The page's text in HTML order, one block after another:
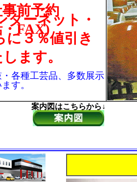
前予約
ターネット・
FAX)
に３％値引き
ます。
各種工芸品、多数展示
す。
案内図はこちらから↓